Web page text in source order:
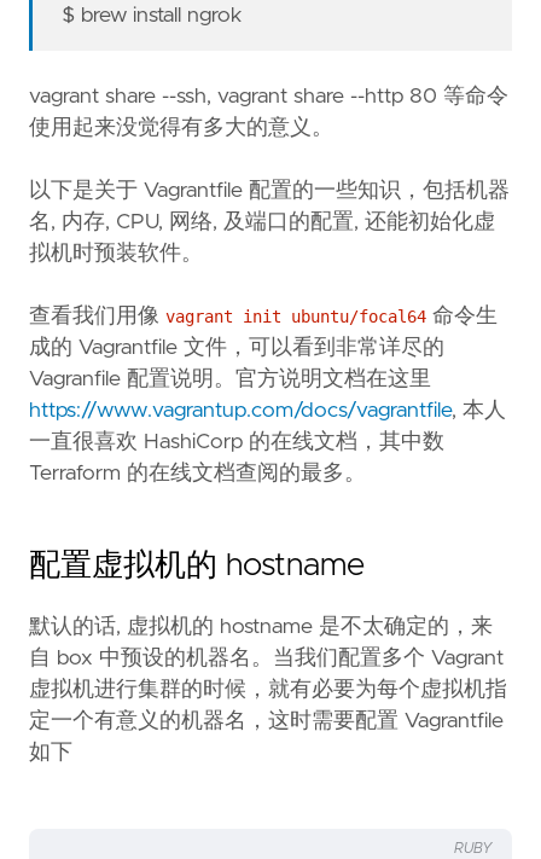
$ brew install ngrok
vagrant share --ssh, vagrant share --http 80 等命令
使用起来没觉得有多大的意义。
以下是关于 Vagrantfile 配置的一些知识，包括机器
名, 内存, CPU, 网络, 及端口的配置, 还能初始化虚
拟机时预装软件。
查看我们用像 vagrant init ubuntu/focal64 命令生
成的 Vagrantfile 文件，可以看到非常详尽的
Vagranfile 配置说明。官方说明文档在这里
https://www.vagrantup.com/docs/vagrantfile, 本人
一直很喜欢 HashiCorp 的在线文档，其中数
Terraform 的在线文档查阅的最多。
配置虚拟机的 hostname
默认的话, 虚拟机的 hostname 是不太确定的，来
自 box 中预设的机器名。当我们配置多个 Vagrant
虚拟机进行集群的时候，就有必要为每个虚拟机指
定一个有意义的机器名，这时需要配置 Vagrantfile
如下
RUBY